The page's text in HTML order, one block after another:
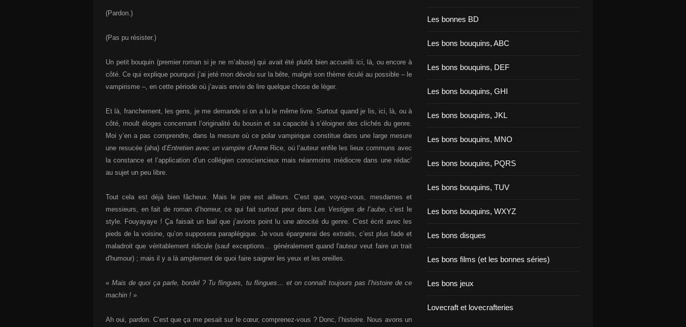
(Pardon.)
(Pas pu résister.)
Un petit bouquin (premier roman si je ne m’abuse) qui avait été plutôt bien accueilli ici, là, ou encore à
côté. Ce qui explique pourquoi j’ai jeté mon dévolu sur la bête, malgré son thème éculé au possible – le
vampirisme –, en cette période où j’avais envie de lire quelque chose de léger.
Et là, franchement, les gens, je me demande si on a lu le même livre. Surtout quand je lis, ici, là, ou à
côté, moult éloges concernant l’originalité du bousin et sa capacité à s’éloigner des clichés du genre.
Moi y’en a pas comprendre, dans la mesure où ce polar vampirique constitue dans une large mesure
une resucée (aha) d’Entretien avec un vampire d’Anne Rice, où l’auteur enfile les lieux communs avec
la constance et l’application d’un collégien consciencieux mais néanmoins médiocre dans une rédac’
au sujet un peu libre.
Tout cela est déjà bien fâcheux. Mais le pire est ailleurs. C’est que, voyez-vous, mesdames et
messieurs, en fait de roman d’horreur, ce qui fait surtout peur dansLes Vestiges de l’aube, c’est le
style. Fouyayaye ! Ça faisait un bail que j’avions point lu une atrocité du genre. C’est écrit avec les
pieds de la voisine, qu’on supposera paraplégique. Je vous épargnerai des extraits, c’est plus fade et
maladroit que véritablement ridicule (sauf exceptions... généralement quand l'auteur veut faire un trait
d'humour) ; mais il y a là amplement de quoi faire saigner les yeux et les oreilles.
«Mais de quoi ça parle, bordel ? Tu flingues, tu flingues… et on connaît toujours pas l’histoire de ce
machin ! »
Ah oui, pardon. C’est que ça me pesait sur le cœur, comprenez-vous ? Donc, l’histoire. Nous avons un
Les bonnes BD
Les bons bouquins, ABC
Les bons bouquins, DEF
Les bons bouquins, GHI
Les bons bouquins, JKL
Les bons bouquins, MNO
Les bons bouquins, PQRS
Les bons bouquins, TUV
Les bons bouquins, WXYZ
Les bons disques
Les bons films (et les bonnes séries)
Les bons jeux
Lovecraft et lovecrafteries